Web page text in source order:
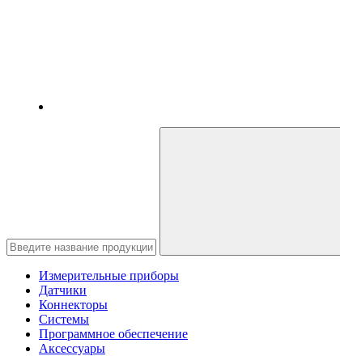
Измерительные приборы
Датчики
Коннекторы
Системы
Программное обеспечение
Аксессуары